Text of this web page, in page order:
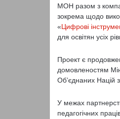
МОН разом з
зокрема щодо
«Цифрові
для освітян усіх
Проект є
домовленостям
Об’єднаних Націй
У межах
педагогічних